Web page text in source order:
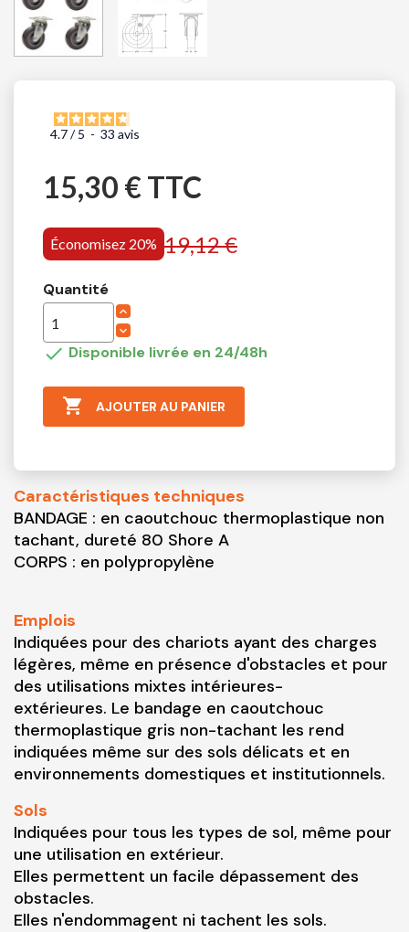
4.7/ 5 - 33 avis
15,30 € TTC
Économisez 20% 19,12 €
Quantité
 Disponible livrée en 24/48h
 AJOUTER AU PANIER
Caractéristiques techniques
BANDAGE : en caoutchouc thermoplastique non
tachant, dureté 80 Shore A
CORPS : en polypropylène
Emplois
Indiquées pour des chariots ayant des charges
légères, même en présence d'obstacles et pour
des utilisations mixtes intérieures-
extérieures. Le bandage en caoutchouc
thermoplastique gris non-tachant les rend
indiquées même sur des sols délicats et en
environnements domestiques et institutionnels.
Sols
Indiquées pour tous les types de sol, même pour
une utilisation en extérieur.
Elles permettent un facile dépassement des
obstacles.
Elles n'endommagent ni tachent les sols.